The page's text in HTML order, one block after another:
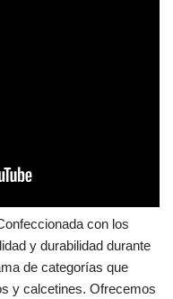
con los
y durabilidad durante
de categorías que
y calcetines. Ofrecemos